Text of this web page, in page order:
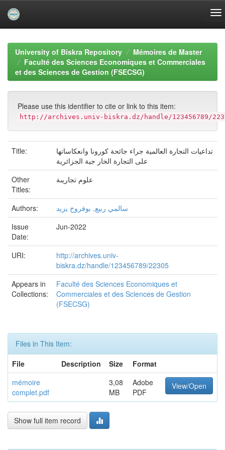
navigationUniversity of Biskra Repository
Mémoires de Master
Faculté des Sciences Economiques et Commerciales
et des Sciences de Gestion (FSECSG)
Please use this identifier to cite or link to this item:
http://archives.univ-biskra.dz/handle/123456789/
Title:
تداعيات التجارة العالمية جراء جائحة كورونا وانعكاساتها
على التجارة الخار جية الجزائرية
Other
Titles:
علوم تجاريىة
Authors:
سالمي ربيع, بوفروخ يزيد
Issue
Date:
Jun-2022
URI:
http://archives.univ-
biskra.dz/handle/123456789/22305
Appears in
Collections:
Faculté des Sciences Economiques et
Commerciales et des Sciences de Gestion
(FSECSG)
Files in This Item:
File
Description Size
Format
mémoire
complet.pdf
3,08
MB
Adobe
PDF
View/Open
Show full item record